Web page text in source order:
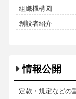
組織機構図
創設者紹介
情報公開
定款・規定などの